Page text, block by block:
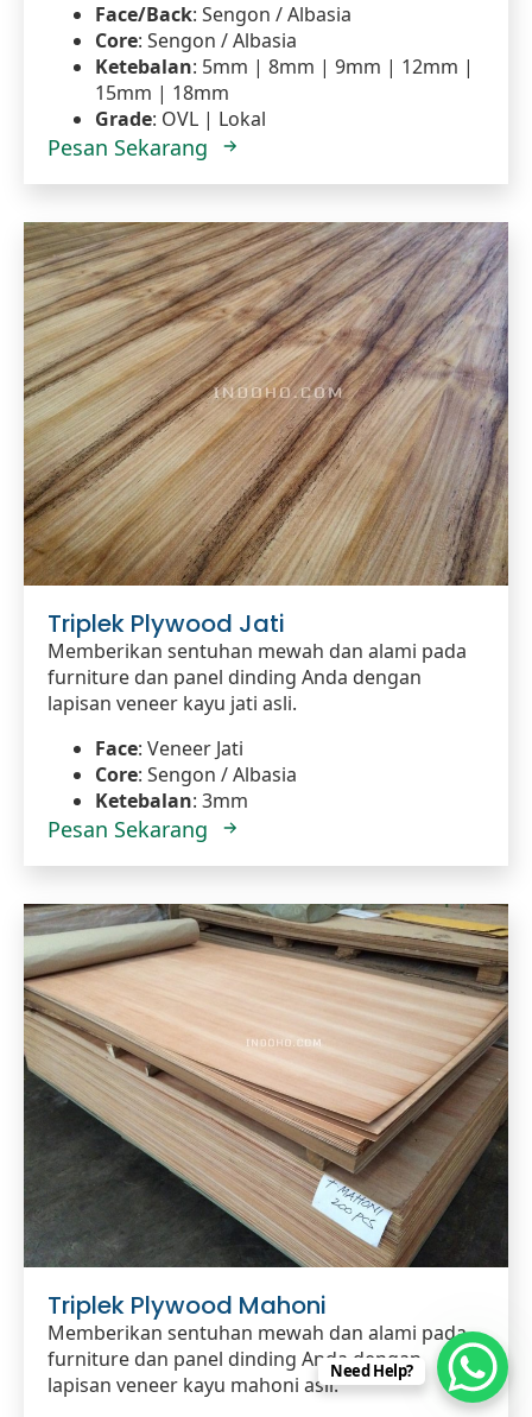
Face/Back: Sengon / Albasia
Core: Sengon / Albasia
Ketebalan: 5mm | 8mm | 9mm | 12mm |
15mm | 18mm
Grade: OVL | Lokal
Pesan Sekarang
Triplek Plywood Jati
Memberikan sentuhan mewah dan alami pada
furniture dan panel dinding Anda dengan
lapisan veneer kayu jati asli.
Face: Veneer Jati
Core: Sengon / Albasia
Ketebalan: 3mm
Pesan Sekarang
Triplek Plywood Mahoni
Memberikan sentuhan mewah dan alami pada
furniture dan panel dinding Anda dengan
lapisan veneer kayu mahoni asli.
Need Help?